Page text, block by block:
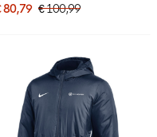
80,79 € 100,99